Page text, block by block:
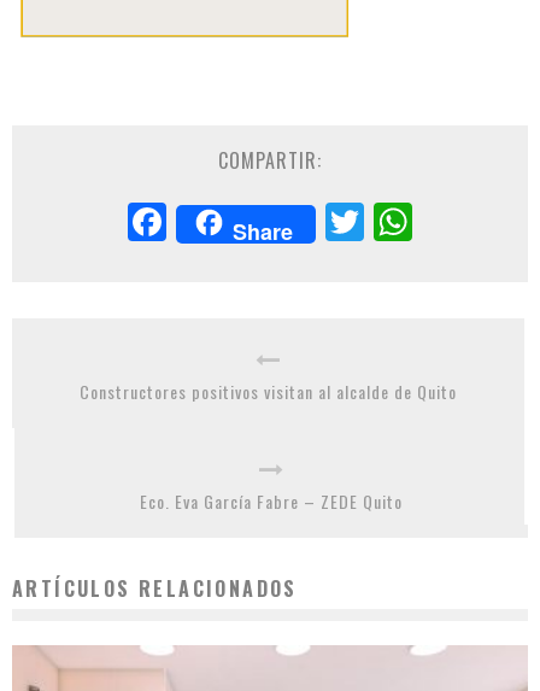
COMPARTIR:
Facebook
Share Twitter
Constructores positivos visitan al alcalde de Quito
Eco. Eva García Fabre – ZEDE Quito
ARTÍCULOS RELACIONADOS